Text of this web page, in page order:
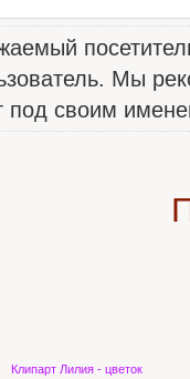
Мы
под своим
Клипарт Лилия - цветок